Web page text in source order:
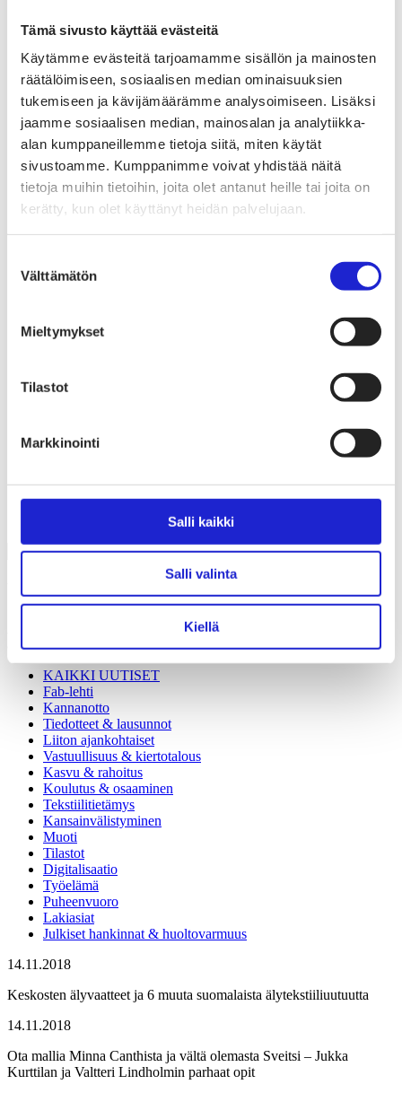
Tämä sivusto käyttää evästeitä
Käytämme evästeitä tarjoamamme sisällön ja mainosten
räätälöimiseen, sosiaalisen median ominaisuuksien
tukemiseen ja kävijämäärämme analysoimiseen. Lisäksi
jaamme sosiaalisen median, mainosalan ja analytiikka-
alan kumppaneillemme tietoja siitä, miten käytät
sivustoamme. Kumppanimme voivat yhdistää näitä
tietoja muihin tietoihin, joita olet antanut heille tai joita on
kerätty, kun olet käyttänyt heidän palvelujaan.
valinta
Välttämätön
Mieltymykset
Tilastot
Markkinointi
Salli kaikki
Salli valinta
Kiellä
Tekstiilien tuottajavastuu (EPR)
Kannanotot ja lausunnot
Lausunnot ja kantapaperit
Pikamuodin rajoittaminen
Vaikuttajaryhmät jäsenyrityksille
Työelämä-vaikuttajaryhmä
Yritysvastuu, kiertotalous ja toimivat markkinat -
vaikuttajaryhmä
Kansainvälinen liiketoiminta ja rahoitus -
vaikuttajaryhmä
Julkiset hankinnat ja huoltovarmuus -
vaikuttajaryhmä
Suomen Tekstiili & Muodin jäsenyysmuodot
Suomen Tekstiili & Muoti
Laskutusosoite
jäsenistä
Tietosuojaseloste
Alan yritykset Suomessa – tutustu jäseniimme
Uutishuone
Alan kuumimmat puheenaiheet ja kiinnostavimmat kannanotot,
ammattilaistemme kynistä.
KAIKKI UUTISET
Fab-lehti
Kannanotto
Tiedotteet & lausunnot
Liiton ajankohtaiset
Vastuullisuus & kiertotalous
Kasvu & rahoitus
Koulutus & osaaminen
Tekstiilitietämys
Kansainvälistyminen
Muoti
Tilastot
Digitalisaatio
Työelämä
Puheenvuoro
Lakiasiat
Julkiset hankinnat & huoltovarmuus
14.11.2018
Keskosten älyvaatteet ja 6 muuta suomalaista älytekstiiliuutuutta
14.11.2018
Ota mallia Minna Canthista ja vältä olemasta Sveitsi – Jukka
Kurttilan ja Valtteri Lindholmin parhaat opit